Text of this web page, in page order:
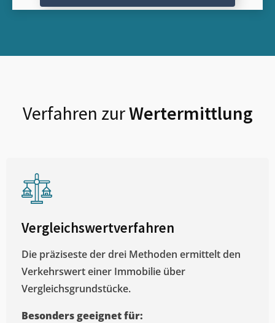
Verfahren zurWertermittlung
Vergleichswertverfahren
Die präziseste der drei Methoden ermittelt den
Verkehrswert einer Immobilie über
Vergleichsgrundstücke.
Besonders geeignet für: